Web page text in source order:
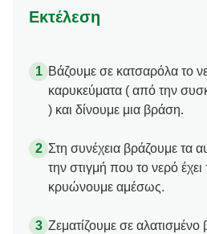
Εκτέλεση
Βάζουμε σε κατσαρόλα το
καρυκεύματα ( από την
) και δίνουμε μια βράση.
Στη συνέχεια βράζουμε τα
την στιγμή που το νερό
κρυώνουμε αμέσως.
Ζεματίζουμε σε αλατισμένο